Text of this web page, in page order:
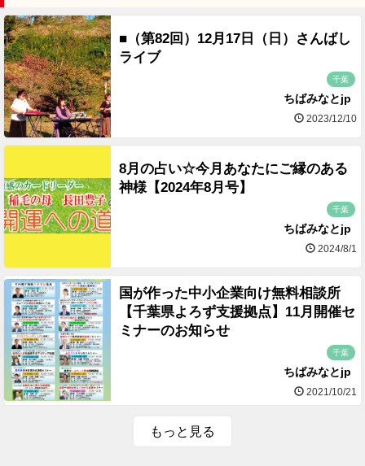
■（第82回）12月17日（日）さんばし
ライブ
千葉
ちばみなとjp
2023/12/10
8月の占い☆今月あなたにご縁のある
神様【2024年8月号】
千葉
ちばみなとjp
2024/8/1
国が作った中小企業向け無料相談所
【千葉県よろず支援拠点】11月開催セ
ミナーのお知らせ
千葉
ちばみなとjp
2021/10/21
もっと見る